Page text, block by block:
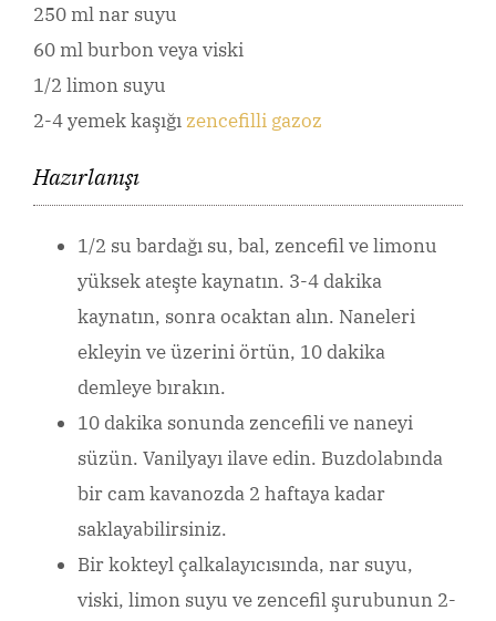
250 ml nar suyu
60 ml burbon veya viski
1/2 limon suyu
2-4 yemek kaşığızencefilli gazoz
Hazırlanışı
1/2 su bardağı su, bal, zencefil ve limonu
yüksek ateşte kaynatın. 3-4 dakika
kaynatın, sonra ocaktan alın. Naneleri
ekleyin ve üzerini örtün, 10 dakika
demleye bırakın.
10 dakika sonunda zencefili ve naneyi
süzün. Vanilyayı ilave edin. Buzdolabında
bir cam kavanozda 2 haftaya kadar
saklayabilirsiniz.
Bir kokteyl çalkalayıcısında, nar suyu,
viski, limon suyu ve zencefil şurubunun 2-